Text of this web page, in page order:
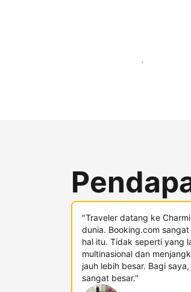
Jangkau tamu baru hari
"Traveler datang ke
dunia. Booking.com
hal itu. Tidak seperti yang
multinasional dan
jauh lebih besar. Bagi
sangat besar."